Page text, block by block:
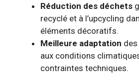
Réduction des déchets
recyclé et à l’upcycling
éléments décoratifs.
Meilleure adaptation
aux conditions
contraintes techniques.